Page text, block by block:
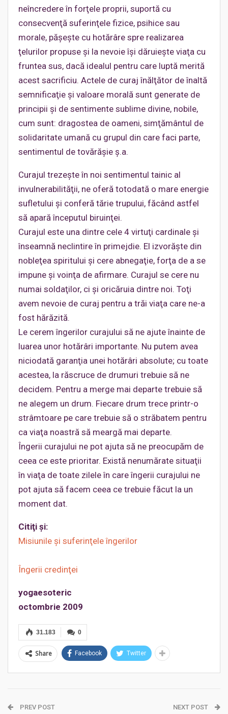
neîncredere în forţele proprii, suportă cu
consecvenţă suferinţele fizice, psihice sau
morale, păşeşte cu hotărâre spre realizarea
ţelurilor propuse şi la nevoie îşi dăruieşte viaţa cu
fruntea sus, dacă idealul pentru care luptă merită
acest sacrificiu. Actele de curaj înălţător de înaltă
semnificaţie şi valoare morală sunt generate de
principii şi de sentimente sublime divine, nobile,
cum sunt: dragostea de oameni, simţământul de
solidaritate umană cu grupul din care faci parte,
sentimentul de tovărăşie ş.a.
Curajul trezeşte în noi sentimentul tainic al
invulnerabilităţii, ne oferă totodată o mare energie
sufletului şi conferă tărie trupului, făcând astfel
să apară începutul biruinţei.
Curajul este una dintre cele 4 virtuţi cardinale şi
înseamnă neclintire în primejdie. El izvorăşte din
nobleţea spiritului şi cere abnegaţie, forţa de a se
impune şi voinţa de afirmare. Curajul se cere nu
numai soldaţilor, ci şi oricăruia dintre noi. Toţi
avem nevoie de curaj pentru a trăi viaţa care ne-a
fost hărăzită.
Le cerem îngerilor curajului să ne ajute înainte de
luarea unor hotărâri importante. Nu putem avea
niciodată garanţia unei hotărâri absolute; cu toate
acestea, la răscruce de drumuri trebuie să ne
decidem. Pentru a merge mai departe trebuie să
ne alegem un drum. Fiecare drum trece printr-o
strâmtoare pe care trebuie să o străbatem pentru
ca viaţa noastră să meargă mai departe.
Îngerii curajului ne pot ajuta să ne preocupăm de
ceea ce este prioritar. Există nenumărate situaţii
în viaţa de toate zilele în care îngerii curajului ne
pot ajuta să facem ceea ce trebuie făcut la un
moment dat.
Citiţi şi:
Misiunile şi suferinţele îngerilor
Îngerii credinţei
yogaesoteric
octombrie 2009
0
31.183
Share Facebook Twitter
PREV POST NEXT POST